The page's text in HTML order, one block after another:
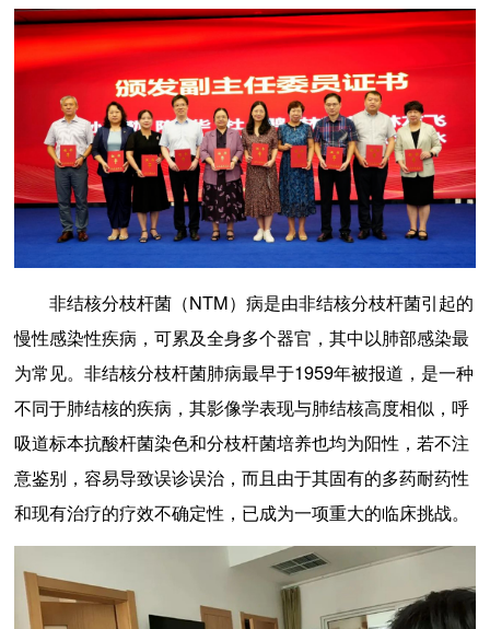
非结核分枝杆菌（NTM）病是由非结核分枝杆菌引起的
慢性感染性疾病，可累及全身多个器官，其中以肺部感染最
为常见。非结核分枝杆菌肺病最早于1959年被报道，是一种
不同于肺结核的疾病，其影像学表现与肺结核高度相似，呼
吸道标本抗酸杆菌染色和分枝杆菌培养也均为阳性，若不注
意鉴别，容易导致误诊误治，而且由于其固有的多药耐药性
和现有治疗的疗效不确定性，已成为一项重大的临床挑战。